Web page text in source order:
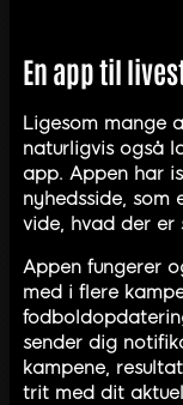
En app til
Ligesom mange
naturligvis også
app. Appen har
nyhedsside,
vide, hvad der er
Appen fungerer
med i flere
sender dig
kampene,
trit med dit